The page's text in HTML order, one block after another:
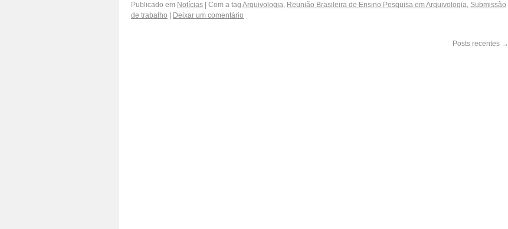
Publicado em Notícias Com a tag Arquivologia, Reunião Brasileira de Ensino Pesquisa em Arquivologia, Submissão
de trabalho
Deixar um comentário
Posts recentes →